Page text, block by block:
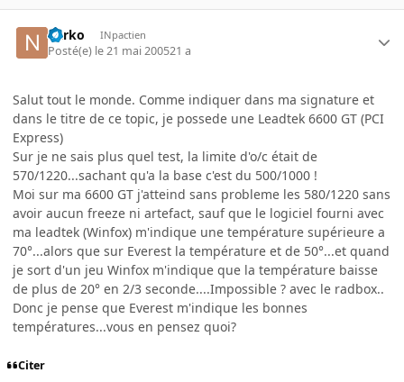
narko INpactien
Posté(e) le 21 mai 200521 a
Salut tout le monde. Comme indiquer dans ma signature et
dans le titre de ce topic, je possede une Leadtek 6600 GT (PCI
Express)
Sur je ne sais plus quel test, la limite d'o/c était de
570/1220...sachant qu'a la base c'est du 500/1000 !
Moi sur ma 6600 GT j'atteind sans probleme les 580/1220 sans
avoir aucun freeze ni artefact, sauf que le logiciel fourni avec
ma leadtek (Winfox) m'indique une température supérieure a
70°...alors que sur Everest la température et de 50°...et quand
je sort d'un jeu Winfox m'indique que la température baisse
de plus de 20° en 2/3 seconde....Impossible ? avec le radbox..
Donc je pense que Everest m'indique les bonnes
températures...vous en pensez quoi?
Citer